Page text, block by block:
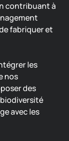
contribuant à
fabriquer et
les
nos
des
avec les